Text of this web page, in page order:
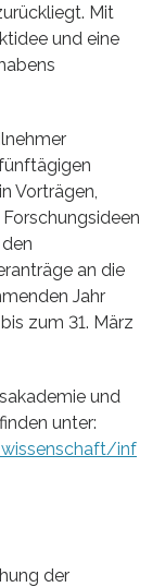
Mit
und eine
Vorträgen,
an die
Jahr
zum 31. März
und
unter:
inf
der